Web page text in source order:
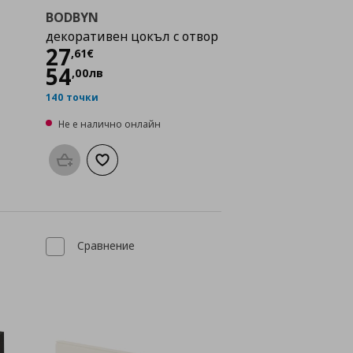
с любими
BODBYN
декоративен цокъл с отвор
27,61€
Цена
54,00лв
140 точки
Не е налично онлайн
Προσθήκη στο καλάθι
Добави към списъка с любими
Сравнение